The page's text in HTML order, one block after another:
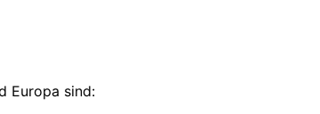
Europa sind: